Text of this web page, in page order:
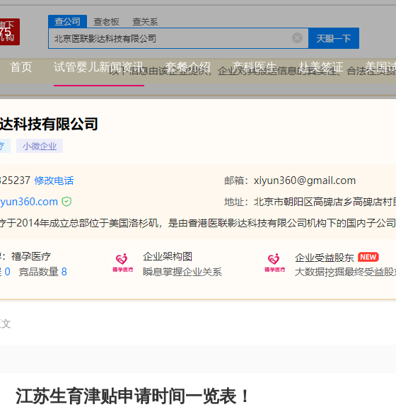
首页 试管婴儿新闻资讯 套餐介绍 产科医生 赴美签证 美国
江苏生育津贴申请时间一览表！